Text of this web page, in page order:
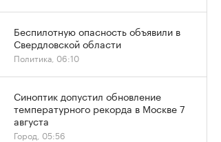
Беспилотную опасность объявили в
Свердловской области
Политика, 06:10
Синоптик допустил обновление
температурного рекорда в Москве 7
августа
Город, 05:56